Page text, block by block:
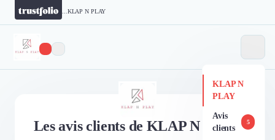
KLAP N PLAY
KLAP N
PLAY
Avis
clients
5
Les avis clients de KLAP N PLAY